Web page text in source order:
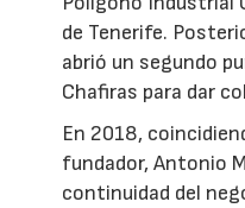
de Tenerife.
abrió un segundo
Chafiras para dar
En 2018,
fundador, Antonio
continuidad del